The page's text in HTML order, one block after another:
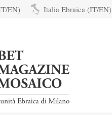
EN) Italia Ebraica (IT/EN)